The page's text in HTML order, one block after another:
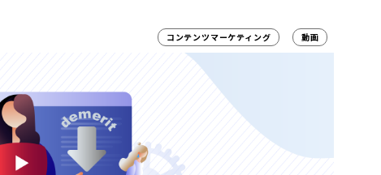
コンテンツマーケティング 動画